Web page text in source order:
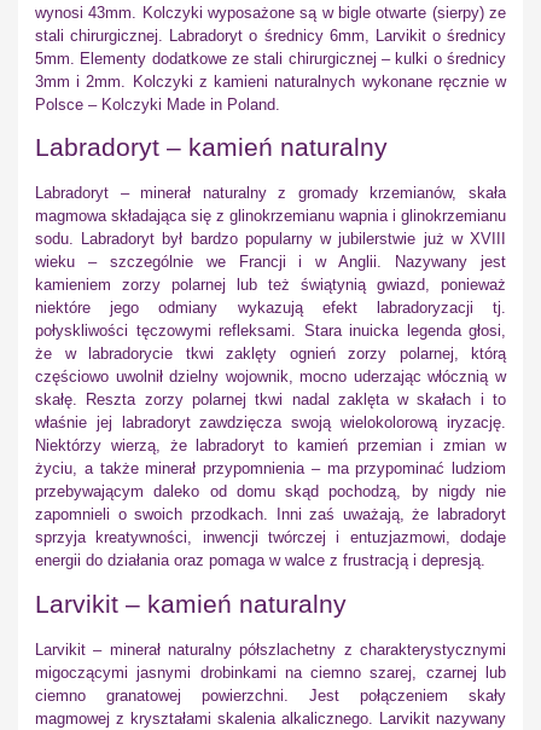
wynosi 43mm. Kolczyki wyposażone są w bigle otwarte (sierpy) ze
stali chirurgicznej. Labradoryt o średnicy 6mm, Larvikit o średnicy
5mm. Elementy dodatkowe ze stali chirurgicznej – kulki o średnicy
3mm i 2mm. Kolczyki z kamieni naturalnych wykonane ręcznie w
Polsce – Kolczyki Made in Poland.
Labradoryt – kamień naturalny
Labradoryt – minerał naturalny z gromady krzemianów, skała
magmowa składająca się z glinokrzemianu wapnia i glinokrzemianu
sodu. Labradoryt był bardzo popularny w jubilerstwie już w XVIII
wieku – szczególnie we Francji i w Anglii. Nazywany jest
kamieniem zorzy polarnej lub też świątynią gwiazd, ponieważ
niektóre jego odmiany wykazują efekt labradoryzacji tj.
połyskliwości tęczowymi refleksami. Stara inuicka legenda głosi,
że w labradorycie tkwi zaklęty ognień zorzy polarnej, którą
częściowo uwolnił dzielny wojownik, mocno uderzając włócznią w
skałę. Reszta zorzy polarnej tkwi nadal zaklęta w skałach i to
właśnie jej labradoryt zawdzięcza swoją wielokolorową iryzację.
Niektórzy wierzą, że labradoryt to kamień przemian i zmian w
życiu, a także minerał przypomnienia – ma przypominać ludziom
przebywającym daleko od domu skąd pochodzą, by nigdy nie
zapomnieli o swoich przodkach. Inni zaś uważają, że labradoryt
sprzyja kreatywności, inwencji twórczej i entuzjazmowi, dodaje
energii do działania oraz pomaga w walce z frustracją i depresją.
Larvikit – kamień naturalny
Larvikit – minerał naturalny półszlachetny z charakterystycznymi
migoczącymi jasnymi drobinkami na ciemno szarej, czarnej lub
ciemno granatowej powierzchni. Jest połączeniem skały
magmowej z kryształami skalenia alkalicznego. Larvikit nazywany